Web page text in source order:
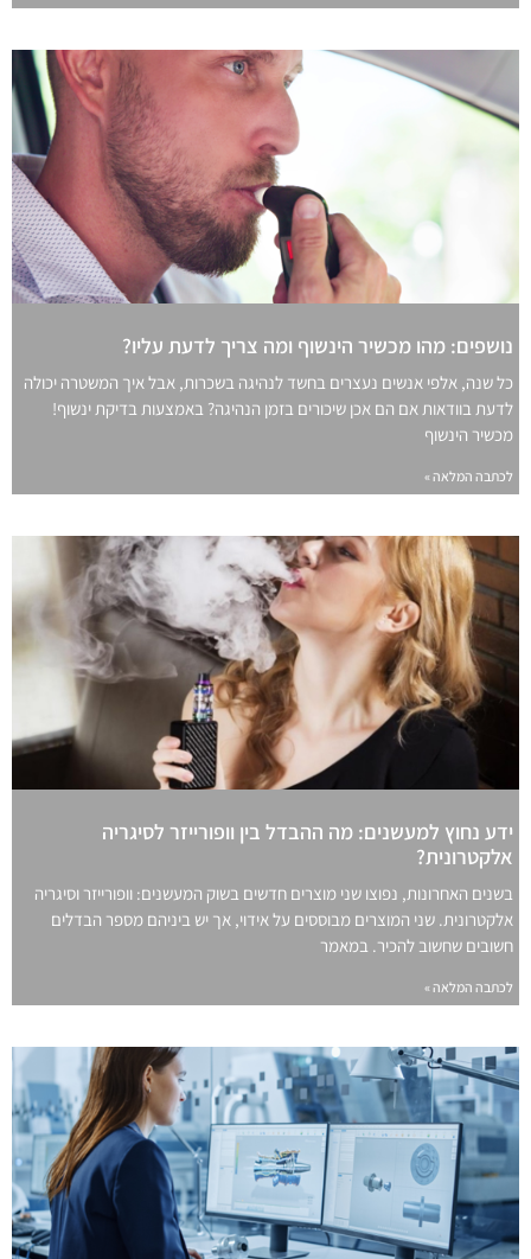
נושפים: מהו מכשיר הינשוף ומה צריך לדעת עליו?
כל שנה, אלפי אנשים נעצרים בחשד לנהיגה בשכרות, אבל איך המשטרה יכולה
לדעת בוודאות אם הם אכן שיכורים בזמן הנהיגה? באמצעות בדיקת ינשוף!
מכשיר הינשוף
לכתבה המלאה »
ידע נחוץ למעשנים: מה ההבדל בין וופורייזר לסיגריה
אלקטרונית?
בשנים האחרונות, נפוצו שני מוצרים חדשים בשוק המעשנים: וופורייזר וסיגריה
אלקטרונית. שני המוצרים מבוססים על אידוי, אך יש ביניהם מספר הבדלים
חשובים שחשוב להכיר. במאמר
לכתבה המלאה »